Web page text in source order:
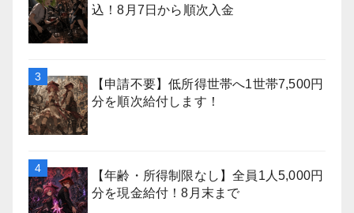
込！8月7日から順次入金
【申請不要】低所得世帯へ1世帯7,500円
分を順次給付します！
【年齢・所得制限なし】全員1人5,000円
分を現金給付！8月末まで